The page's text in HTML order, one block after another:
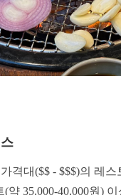
격대($$ - $$$)의 레스
(약 35,000-40,000원)